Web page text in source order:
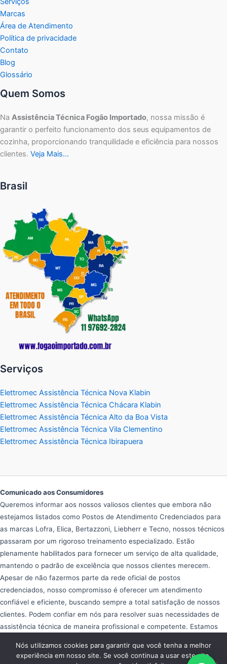
Marcas
Área de Atendimento
Política de privacidade
Contato
Blog
Glossário
Quem Somos
Na Assistência Técnica Fogão Importado, nossa missão é
garantir o perfeito funcionamento dos seus equipamentos de
cozinha, proporcionando tranquilidade e eficiência para nossos
clientes. Veja Mais…
Brasil
Serviços
Elettromec Assistência Técnica Nova Klabin
Elettromec Assistência Técnica Chácara Klabin
Elettromec Assistência Técnica Alto da Boa Vista
Elettromec Assistência Técnica Vila Clementino
Elettromec Assistência Técnica Ibirapuera
Comunicado aos Consumidores
Queremos informar aos nossos valiosos clientes que embora não
estejamos listados como Postos de Atendimento Credenciados para
as marcas Lofra, Elica, Bertazzoni, Liebherr e Tecno, nossos técnicos
passaram por um rigoroso treinamento especializado. Estão
plenamente habilitados para fornecer um serviço de alta qualidade,
mantendo o padrão de excelência que nossos clientes merecem.
Apesar de não fazermos parte da rede oficial de postos
credenciados, nosso compromisso é oferecer um atendimento
confiável e eficiente, buscando sempre a total satisfação de nossos
clientes. Podem confiar em nós para resolver suas necessidades de
assistência técnica de maneira profissional e competente. Estamos
forma possível, proporcionando tranquilidade e eficiência em seu dia
Nós utilizamos cookies para garantir que você tenha a melhor
experiência em nosso site. Se você continua a usar este site,